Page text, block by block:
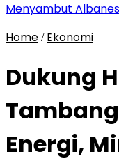
Menyambut
Home / Ekonomi
Dukung
Energi,